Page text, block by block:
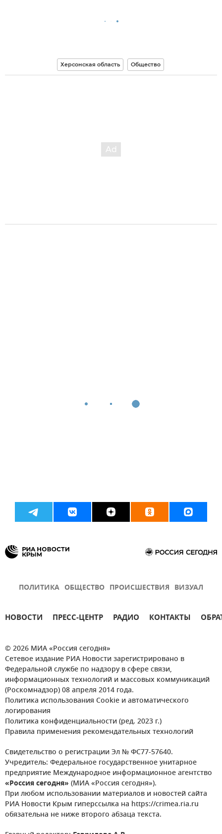
Херсонская область Общество
ПОЛИТИКА ОБЩЕСТВО ПРОИСШЕСТВИЯ ВИЗУАЛ
НОВОСТИ ПРЕСС-ЦЕНТР РАДИО КОНТАКТЫ
© 2026 МИА «Россия сегодня»
Сетевое издание РИА Новости зарегистрировано в
Федеральной службе по надзору в сфере связи,
информационных технологий и массовых коммуникаций
(Роскомнадзор) 08 апреля 2014 года.
Политика использования Cookie и автоматического
логирования
Политика конфиденциальности (ред. 2023 г.)
Правила применения рекомендательных технологий
Свидетельство о регистрации Эл № ФС77-57640.
Учредитель: Федеральное государственное унитарное
предприятие Международное информационное агентство
«Россия сегодня» (МИА «Россия сегодня»).
При любом использовании материалов и новостей сайта
РИА Новости Крым гиперссылка на https://crimea.ria.ru
обязательна не ниже второго абзаца текста.